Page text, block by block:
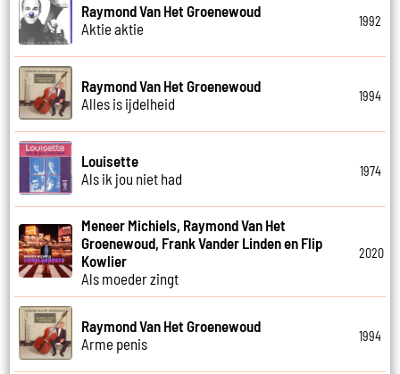
Raymond Van Het Groenewoud
Aktie aktie
1992
Raymond Van Het Groenewoud
Alles is ijdelheid
1994
Louisette
Als ik jou niet had
1974
Meneer Michiels, Raymond Van Het
Groenewoud, Frank Vander Linden en Flip
Kowlier
Als moeder zingt
2020
Raymond Van Het Groenewoud
Arme penis
1994